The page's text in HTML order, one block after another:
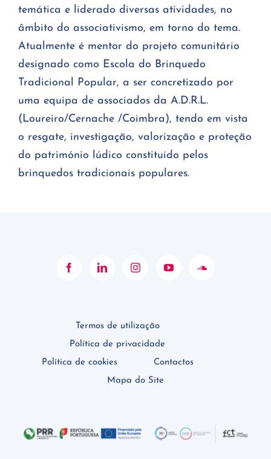
temática e liderado diversas atividades, no
âmbito do associativismo, em torno do tema.
Atualmente é mentor do projeto comunitário
designado como Escola do Brinquedo
Tradicional Popular, a ser concretizado por
uma equipa de associados da A.D.R.L.
(Loureiro/Cernache /Coimbra), tendo em vista
o resgate, investigação, valorização e proteção
do património lúdico constituído pelos
brinquedos tradicionais populares.
Termos de utilização
Política de privacidade
Política de cookies
Contactos
Mapa do Site